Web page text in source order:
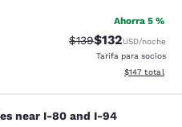
Ahorra 5 %
Precio tachado:
$139Precio con
$132USD/noche
Tarifa para socios
Ver detalles
$147 total
I-80 and I-94
near I-80 and I-94